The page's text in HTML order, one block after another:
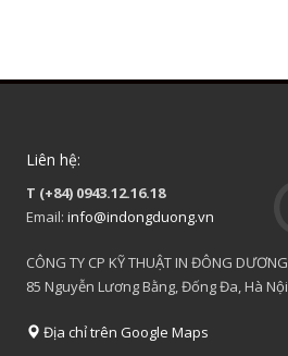
Liên hệ:
T (+84) 0943.12.16.18
Email:info@indongduong.vn
CÔNG TY CP KỸ THUẬT IN ĐÔNG DƯƠNG
85 Nguyễn Lương Bằng, Đống Đa, Hà Nội
Địa chỉ trên Google Maps